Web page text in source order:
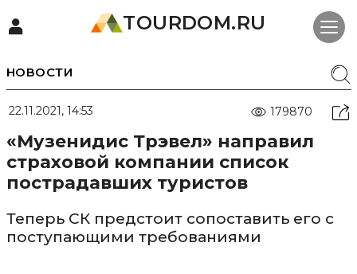
TOURDOM.RU
НОВОСТИ
22.11.2021, 14:53 179870
«Музенидис Трэвел» направил
страховой компании список
пострадавших туристов
Теперь СК предстоит сопоставить его с
поступающими требованиями